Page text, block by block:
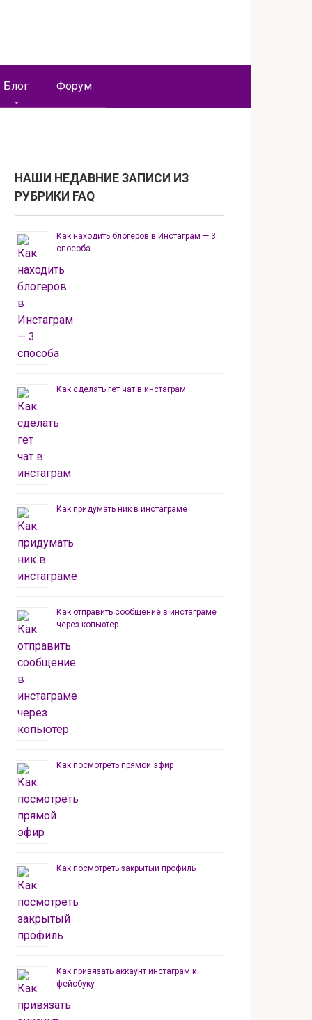
Блог Форум
НАШИ НЕДАВНИЕ ЗАПИСИ ИЗ
РУБРИКИ FAQ
Как находить блогеров в Инстаграм — 3
способа
Как сделать гет чат в инстаграм
Как придумать ник в инстаграме
Как отправить сообщение в инстаграме
через копьютер
Как посмотреть прямой эфир
Как посмотреть закрытый профиль
Как привязать аккаунт инстаграм к
фейсбуку